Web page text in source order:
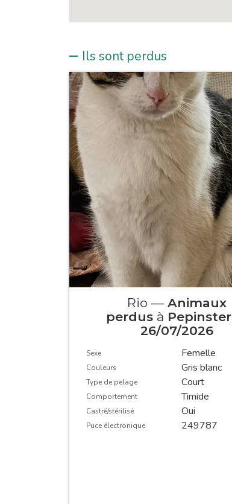
Ils sont perdus
Rio —Animaux
perdus à Pepinster
26/07/2026
Sexe Femelle
Couleurs Gris blanc
Type de pelage Court
Comportement Timide
Castré/stérilisé Oui
Puce électronique 249787